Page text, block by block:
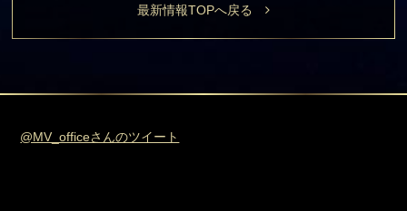
最新情報TOPへ戻る
@MV_officeさんのツイート